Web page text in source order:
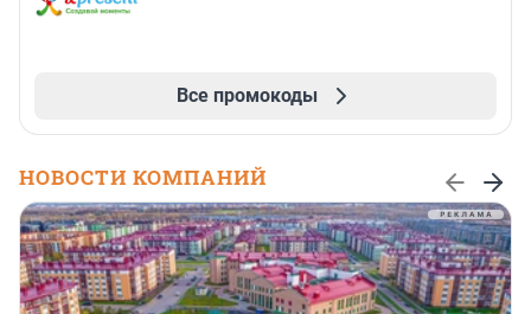
Все промокоды
НОВОСТИ КОМПАНИЙ